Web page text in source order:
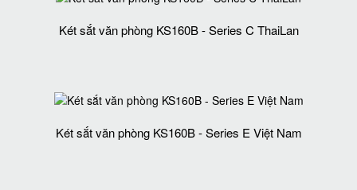
Két sắt văn phòng KS160B - Series C ThaiLan
Két sắt văn phòng KS160B - Series E Việt Nam